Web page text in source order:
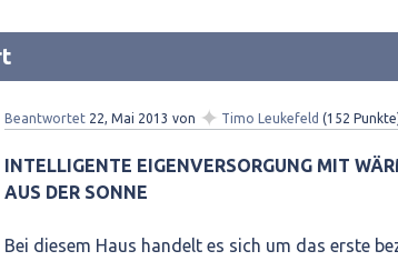
Beantwortet 22, Mai 2013 von ✦ Timo Leukefeld (152
INTELLIGENTE EIGENVERSORGUNG MIT
AUS DER SONNE
Bei diesem Haus handelt es sich um das erste